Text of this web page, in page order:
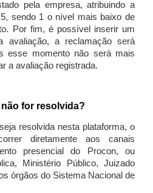
pela empresa, atribuindo a
sendo 1 o nível mais baixo de
Por fim, é possível inserir um
avaliação, a reclamação será
esse momento não será mais
a avaliação registrada.
não for resolvida?
resolvida nesta plataforma, o
diretamente aos canais
presencial do Procon, ou
Ministério Público, Juizado
órgãos do Sistema Nacional de